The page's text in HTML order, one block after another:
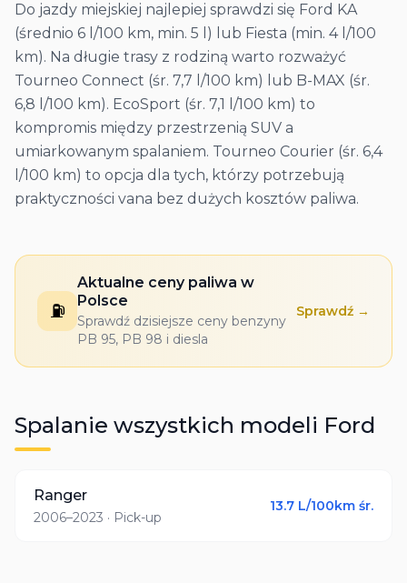
Do jazdy miejskiej najlepiej sprawdzi się Ford KA
(średnio 6 l/100 km, min. 5 l) lub Fiesta (min. 4 l/100
km). Na długie trasy z rodziną warto rozważyć
Tourneo Connect (śr. 7,7 l/100 km) lub B-MAX (śr.
6,8 l/100 km). EcoSport (śr. 7,1 l/100 km) to
kompromis między przestrzenią SUV a
umiarkowanym spalaniem. Tourneo Courier (śr. 6,4
l/100 km) to opcja dla tych, którzy potrzebują
praktyczności vana bez dużych kosztów paliwa.
⛽
Aktualne ceny paliwa w
Polsce
Sprawdź dzisiejsze ceny benzyny
PB 95, PB 98 i diesla
Sprawdź →
Spalanie wszystkich modeli Ford
Ranger
2006–2023 · Pick-up
13.7 L/100km śr.